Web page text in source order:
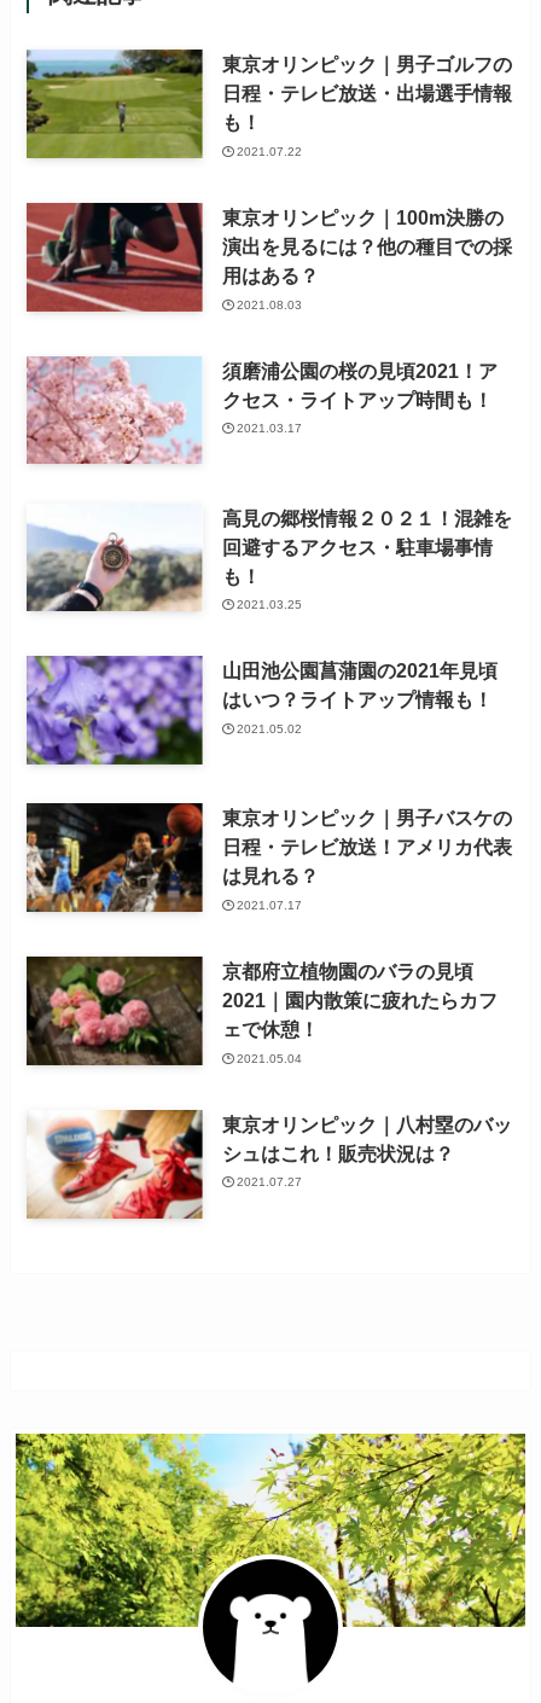
東京オリンピック｜男子ゴルフの
日程・テレビ放送・出場選手情報
も！
2021.07.22
東京オリンピック｜100m決勝の
演出を見るには？他の種目での採
用はある？
2021.08.03
須磨浦公園の桜の見頃2021！ア
クセス・ライトアップ時間も！
2021.03.17
高見の郷桜情報２０２１！混雑を
回避するアクセス・駐車場事情
も！
2021.03.25
山田池公園菖蒲園の2021年見頃
はいつ？ライトアップ情報も！
2021.05.02
東京オリンピック｜男子バスケの
日程・テレビ放送！アメリカ代表
は見れる？
2021.07.17
京都府立植物園のバラの見頃
2021｜園内散策に疲れたらカフ
ェで休憩！
2021.05.04
東京オリンピック｜八村塁のバッ
シュはこれ！販売状況は？
2021.07.27